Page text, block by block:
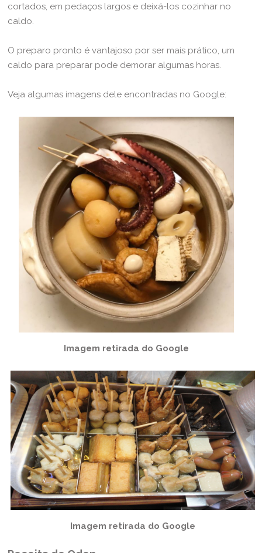
cortados, em pedaços largos e deixá-los cozinhar no
caldo.
O preparo pronto é vantajoso por ser mais prático, um
caldo para preparar pode demorar algumas horas.
Veja algumas imagens dele encontradas no Google:
Imagem retirada do Google
Imagem retirada do Google